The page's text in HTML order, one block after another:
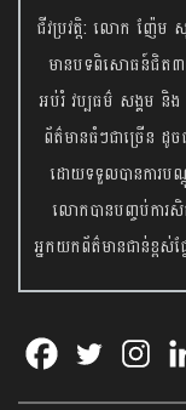
ជីវប្រវត្តិ: លោក ញ៉ែម
មានបទពិសោធន៍ជិត៣០
អប់រំ វប្បធម៌ សង្គម និង
ព័ត៌មានធំៗជាច្រើន ដូ
ដោយទទួលបានការបណ្
លោកបានបញ្ចប់ការសិក្
អ្នកយកព័ត៌មានជាន់ខ្ពស់